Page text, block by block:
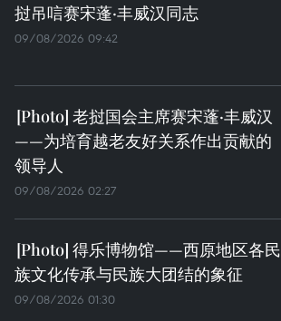
挝吊唁赛宋蓬·丰威汉同志
09/08/2026 09:42
老挝国会主席赛宋蓬·丰威汉
——为培育越老友好关系作出贡献的
领导人
09/08/2026 02:27
得乐博物馆——西原地区各民
族文化传承与民族大团结的象征
09/08/2026 01:30